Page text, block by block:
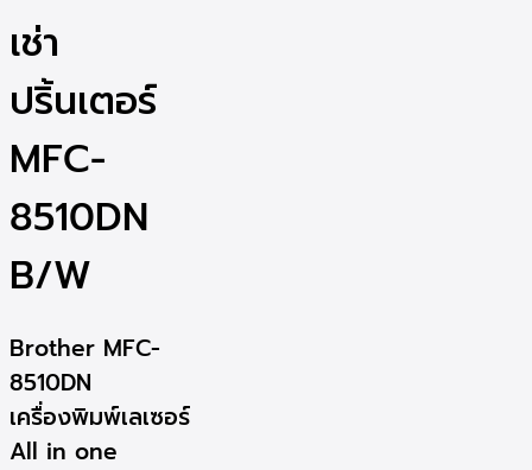
เช่า
ปริ้นเตอร์
MFC-
8510DN
B/W
Brother MFC-
8510DN
เครื่องพิมพ์เลเซอร์
All in one